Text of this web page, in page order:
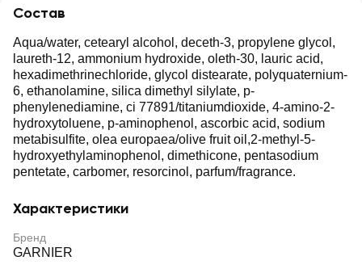
Состав
Aqua/water, cetearyl alcohol, deceth-3, propylene glycol,
laureth-12, ammonium hydroxide, oleth-30, lauric acid,
hexadimethrinechloride, glycol distearate, polyquaternium-
6, ethanolamine, silica dimethyl silylate, p-
phenylenediamine, ci 77891/titaniumdioxide, 4-amino-2-
hydroxytoluene, p-aminophenol, ascorbic acid, sodium
metabisulfite, olea europaea/olive fruit oil,2-methyl-5-
hydroxyethylaminophenol, dimethicone, pentasodium
pentetate, carbomer, resorcinol, parfum/fragrance.
Характеристики
Бренд
GARNIER